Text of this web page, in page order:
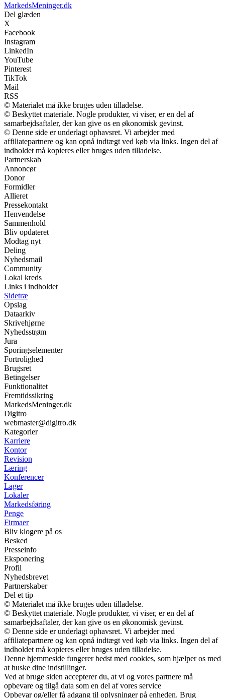
MarkedsMeninger.dk
Del glæden
X
Facebook
Instagram
LinkedIn
YouTube
Pinterest
TikTok
Mail
RSS
© Materialet må ikke bruges uden tilladelse.
© Beskyttet materiale. Nogle produkter, vi viser, er en del af
samarbejdsaftaler, der kan give os en økonomisk gevinst.
© Denne side er underlagt ophavsret. Vi arbejder med
affiliatepartnere og kan opnå indtægt ved køb via links. Ingen del af
indholdet må kopieres eller bruges uden tilladelse.
Partnerskab
Annoncør
Donor
Formidler
Allieret
Pressekontakt
Henvendelse
Sammenhold
Bliv opdateret
Modtag nyt
Deling
Nyhedsmail
Community
Lokal kreds
Links i indholdet
Sidetræ
Opslag
Dataarkiv
Skrivehjørne
Nyhedsstrøm
Jura
Sporingselementer
Fortrolighed
Brugsret
Betingelser
Funktionalitet
Fremtidssikring
MarkedsMeninger.dk
Digitro
webmaster@digitro.dk
Kategorier
Karriere
Kontor
Revision
Læring
Konferencer
Lager
Lokaler
Markedsføring
Penge
Firmaer
Bliv klogere på os
Besked
Presseinfo
Eksponering
Profil
Nyhedsbrevet
Partnerskaber
Del et tip
© Materialet må ikke bruges uden tilladelse.
© Beskyttet materiale. Nogle produkter, vi viser, er en del af
samarbejdsaftaler, der kan give os en økonomisk gevinst.
© Denne side er underlagt ophavsret. Vi arbejder med
affiliatepartnere og kan opnå indtægt ved køb via links. Ingen del af
indholdet må kopieres eller bruges uden tilladelse.
Denne hjemmeside fungerer bedst med cookies, som hjælper os med
at huske dine indstillinger.
Ved at bruge siden accepterer du, at vi og vores partnere må
opbevare og tilgå data som en del af vores service
Opbevar og/eller få adgang til oplysninger på enheden. Brug